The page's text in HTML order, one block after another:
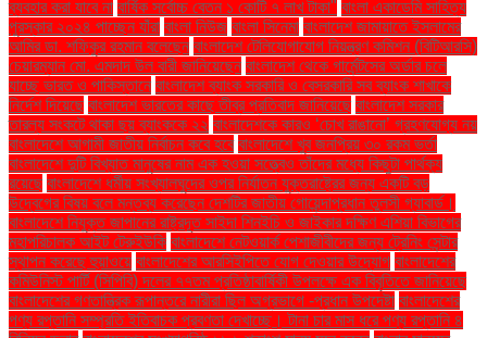
ব্যবহার করা যাবে না বার্ষিক সর্বোচ্চ বেতন ১ কোটি ৭ লাখ টাকা" বাংলা একাডেমি সাহিত্য
পুরস্কার ২০২৪ পাচ্ছেন যাঁরা বাংলা নিউজ বাংলা সিনেমা বাংলাদেশ জামায়াতে ইসলামের
আমির ডা. শফিকুর রহমান বলেছেন বাংলাদেশ টেলিযোগাযোগ নিয়ন্ত্রণ কমিশন (বিটিআরসি)
চেয়ারম্যান মো. এমদাদ উল বারী জানিয়েছেন বাংলাদেশ থেকে গার্মেন্টসের অর্ডার চলে
যাচ্ছে ভারত ও পাকিস্তানে বাংলাদেশ ব্যাংক সরকারি ও বেসরকারি সব ব্যাংক শাখাকে
নির্দেশ দিয়েছে বাংলাদেশ ভারতের কাছে তীব্র প্রতিবাদ জানিয়েছে বাংলাদেশ সরকার
তারল্য সংকটে থাকা ছয় ব্যাংককে ২২ বাংলাদেশকে কারও ‘চোখ রাঙানো’ গ্রহণযোগ্য নয়
বাংলাদেশে আগামী জাতীয় নির্বাচন কবে হবে বাংলাদেশে খুব জনপ্রিয় ৩০ রকম ভর্তা
বাংলাদেশে দুটি বিখ্যাত মানুষের নাম এক হওয়া সত্ত্বেও তাঁদের মধ্যে কিছুটা পার্থক্য
রয়েছে বাংলাদেশে ধর্মীয় সংখ্যালঘুদের ওপর নির্যাতন যুক্তরাষ্ট্রের জন্য একটি বড়
উদ্বেগের বিষয় বলে মন্তব্য করেছেন দেশটির জাতীয় গোয়েন্দাপ্রধান তুলসী গ্যাবার্ড।
বাংলাদেশে নিযুক্ত জাপানের রাষ্ট্রদূত সাইদা শিনইচি ও জাইকার দক্ষিণ এশিয়া বিভাগের
মহাপরিচালক আইট টেরুইউকি বাংলাদেশে নেটওয়ার্ক পেশাজীবীদের জন্য ট্রেনিং সেন্টার
স্থাপন করেছে হুয়াওয়ে বাংলাদেশের আরসিইপিতে যোগ দেওয়ার উদ্যোগ বাংলাদেশের
কমিউনিস্ট পার্টি (সিপিবি) দলের ৭৭তম প্রতিষ্ঠাবার্ষিকী উপলক্ষে এক বিবৃতিতে জানিয়েছে
বাংলাদেশের গণতান্ত্রিক রূপান্তরে নারীরা ছিল অগ্রভাগে -প্রধান উপদেষ্টা বাংলাদেশের
পণ্য রপ্তানি সম্প্রতি ইতিবাচক প্রবণতা দেখাচ্ছে। টানা চার মাস ধরে পণ্য রপ্তানি ৪